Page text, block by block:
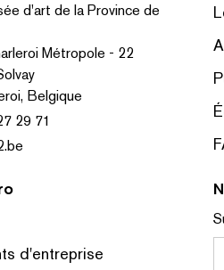
d'art de la Province de
Métropole - 22
Belgique
29 71
d'entreprise